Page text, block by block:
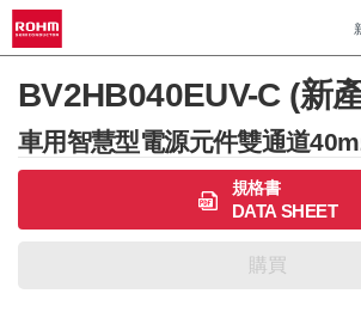
BV2HB040EUV-C (新
車用智慧型電源元件雙通道
規格書
DATA SHEET
購買